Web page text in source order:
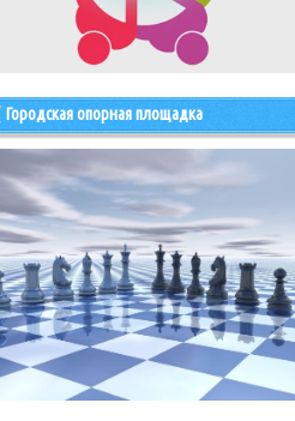
Городская опорная площадка